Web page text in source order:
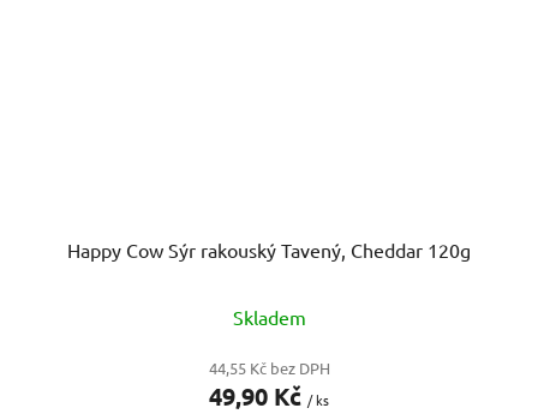
Happy Cow Sýr rakouský Tavený, Cheddar 120g
Skladem
44,55 Kč bez DPH
49,90 Kč / ks